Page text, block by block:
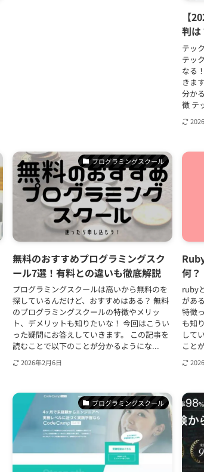
【
判は
テッ
テッ
なる
きま
分か
徴 テ
プログラミングスクール
無料のおすすめプログラミングスク
ール7選！有料との違いも徹底解説
プログラミングスクールは高いから無料のを
探しているんだけど、おすすめはある？ 無料
のプログラミングスクールの特徴やメリッ
ト、デメリットも知りたいな！ 今回はこうい
った疑問にお答えしていきます。 この記事を
読むことで以下のことが分かるようにな...
2026年2月6日
何？
ruby
があ
特徴
も知
して
こと
プログラミングスクール